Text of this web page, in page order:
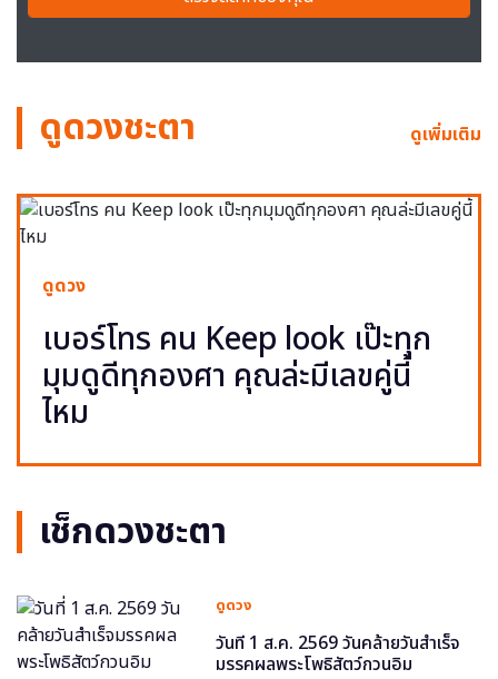
ดูดวงชะตา ดูเพิ่มเติม
ดูดวง
เบอร์โทร คน Keep look เป๊ะทุก
มุมดูดีทุกองศา คุณล่ะมีเลขคู่นี้
ไหม
เช็กดวงชะตา
ดูดวง
วันที่ 1 ส.ค. 2569 วันคล้ายวันสำเร็จ
มรรคผลพระโพธิสัตว์กวนอิม